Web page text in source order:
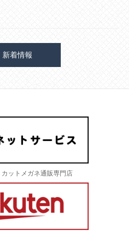
新着情報
ットメガネ通販専門店